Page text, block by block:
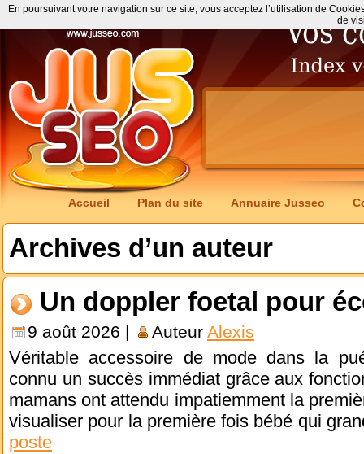
Accueil Plan du site Annuaire Jusseo
Archives d’un auteur
Un doppler foetal pour
9 août 2026 | Auteur Alexis
Véritable accessoire de mode dans la
connu un succès immédiat grâce aux
mamans ont attendu impatiemment la
visualiser pour la première fois bébé qui
poste
En poursuivant votre navigation sur ce site, vous acceptez l’utilisation de
de